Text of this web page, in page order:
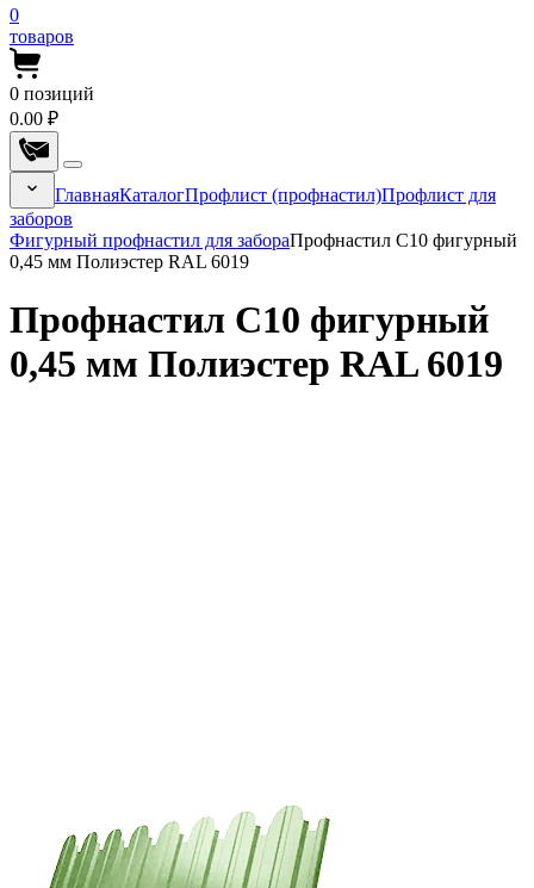
0
товаров
0 позиций
0.00 ₽
ГлавнаяКаталогПрофлист (профнастил)Профлист для
заборов
Фигурный профнастил для забораПрофнастил С10 фигурный
0,45 мм Полиэстер RAL 6019
Профнастил С10 фигурный
0,45 мм Полиэстер RAL 6019